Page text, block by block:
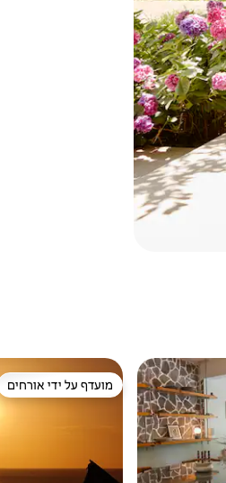
אורחים מועדף על ידי אורחים
מועדף על ידי אורחים